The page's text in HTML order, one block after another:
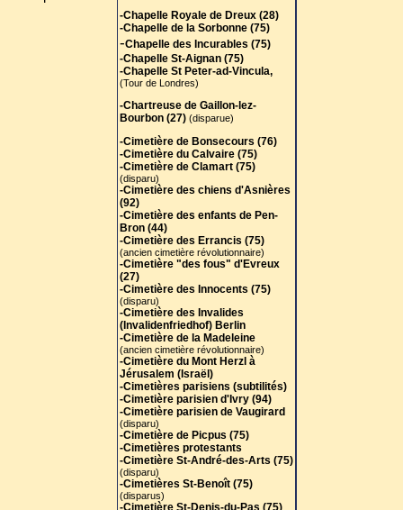
-Chapelle Royale de Dreux (28)
-Chapelle de la Sorbonne (75)
-Chapelle des Incurables (75)
-Chapelle St-Aignan (75)
-Chapelle St Peter-ad-Vincula,
(Tour de Londres)
-Chartreuse de Gaillon-lez-
Bourbon (27) (disparue)
-Cimetière de Bonsecours (76)
-Cimetière du Calvaire (75)
-Cimetière de Clamart (75)
(disparu)
-Cimetière des chiens d'Asnières
(92)
-Cimetière des enfants de Pen-
Bron (44)
-Cimetière des Errancis (75)
(ancien cimetière révolutionnaire)
-Cimetière "des fous" d'Evreux
(27)
-Cimetière des Innocents (75)
(disparu)
-Cimetière des Invalides
(Invalidenfriedhof) Berlin
-Cimetière de la Madeleine
(ancien cimetière révolutionnaire)
-Cimetière du Mont Herzl à
Jérusalem (Israël)
-Cimetières parisiens (subtilités)
-Cimetière parisien d'Ivry (94)
-Cimetière parisien de Vaugirard
(disparu)
-Cimetière de Picpus (75)
-Cimetières protestants
-Cimetière St-André-des-Arts (75)
(disparu)
-Cimetières St-Benoît (75)
(disparus)
-Cimetière St-Denis-du-Pas (75)